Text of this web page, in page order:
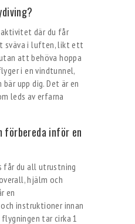
aktivitet där du får
sväva i luften, likt ett
att behöva hoppa
i en vindtunnel,
upp dig. Det är en
leds av erfarna
förbereda inför en
får du all utrustning
hjälm och
en
instruktioner innan
tar cirka 1